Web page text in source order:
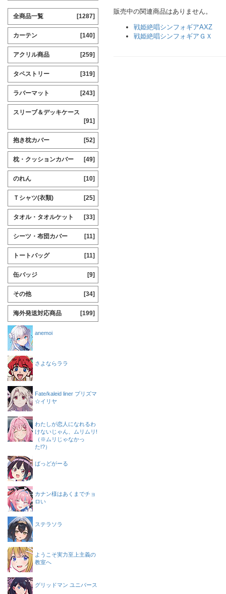
販売中の関連商品はありません。
戦姫絶唱シンフォギアAXZ
戦姫絶唱シンフォギアＧＸ
全商品一覧 [1287]
カーテン [140]
アクリル商品 [259]
タペストリー [319]
ラバーマット [243]
スリーブ＆デッキケース
[91]
抱き枕カバー [52]
枕・クッションカバー [49]
のれん [10]
Ｔシャツ(衣類) [25]
タオル・タオルケット [33]
シーツ・布団カバー [11]
トートバッグ [11]
缶バッジ [9]
その他 [34]
海外発送対応商品 [199]
anemoi
さよならララ
Fate/kaleid liner プリズマ
☆イリヤ
わたしが恋人になれるわ
けないじゃん、ムリムリ!
（※ムリじゃなかっ
た!?）
ばっどがーる
カナン様はあくまでチョ
ロい
ステラソラ
ようこそ実力至上主義の
教室へ
グリッドマン ユニバース